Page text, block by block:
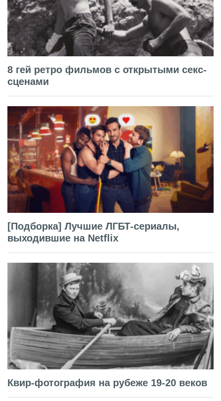
8 гей ретро фильмов с открытыми секс-
сценами
[Подборка] Лучшие ЛГБТ-сериалы,
выходившие на Netflix
Квир-фотография на рубеже 19-20 веков